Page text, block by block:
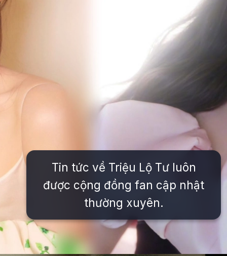
Tin tức về Triệu Lộ Tư luôn
được cộng đồng fan cập nhật
thường xuyên.